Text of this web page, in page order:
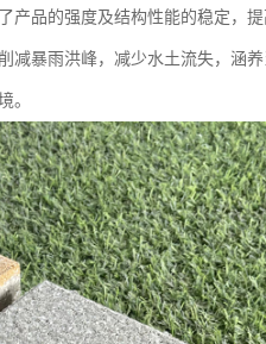
品的强度及结构性能的稳定，提
减暴雨洪峰，减少水土流失，涵
。